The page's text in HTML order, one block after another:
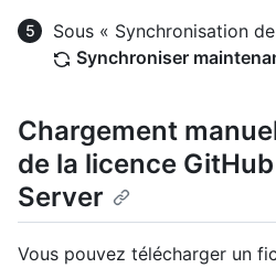
Sous « Synchronisation
Synchroniser
Chargement
de la licence
Server
Vous pouvez télécharger un